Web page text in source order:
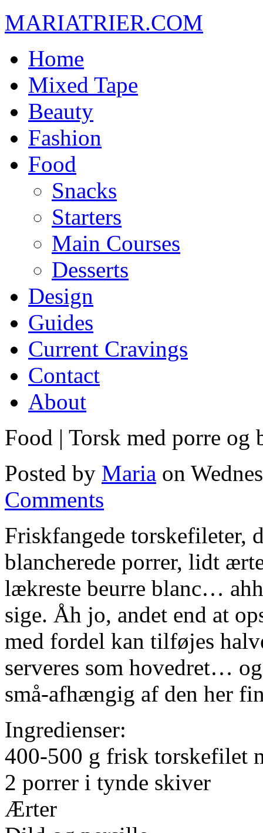
MARIATRIER.COM
Home
Mixed Tape
Beauty
Fashion
Food
Snacks
Starters
Main Courses
Desserts
Design
Guides
Current Cravings
Contact
About
Food | Torsk med porre og
Posted by Maria on
Comments
Friskfangede torskefileter,
blancherede porrer, lidt
lækreste beurre blanc…
sige. Åh jo, andet end at
med fordel kan tilføjes
serveres som hovedret…
små-afhængig af den her
Ingredienser:
400-500 g frisk torskefilet
2 porrer i tynde skiver
Ærter